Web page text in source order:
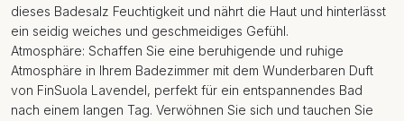
dieses Badesalz Feuchtigkeit und nährt die Haut und hinterlässt
ein seidig weiches und geschmeidiges Gefühl.
Atmosphäre: Schaffen Sie eine beruhigende und ruhige
Atmosphäre in Ihrem Badezimmer mit dem Wunderbaren Duft
von FinSuola Lavendel, perfekt für ein entspannendes Bad
nach einem langen Tag. Verwöhnen Sie sich und tauchen Sie